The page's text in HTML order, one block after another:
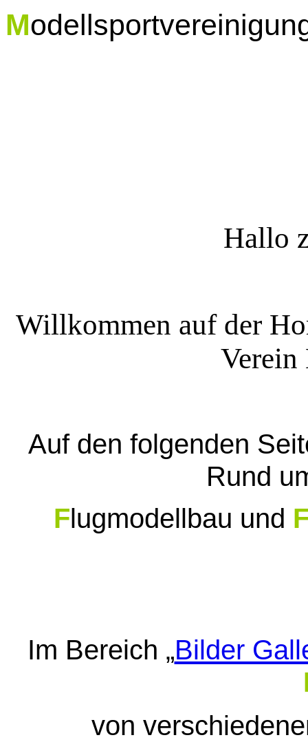
M
Hallo
Willkommen auf der
Verein
Auf den folgenden
Rund
Flugmodellbau und
Im Bereich „Bilder
von